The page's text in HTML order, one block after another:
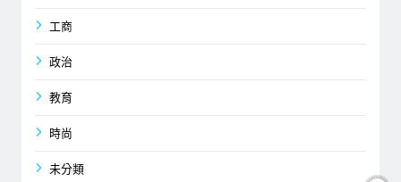
工商
政治
教育
時尚
未分類